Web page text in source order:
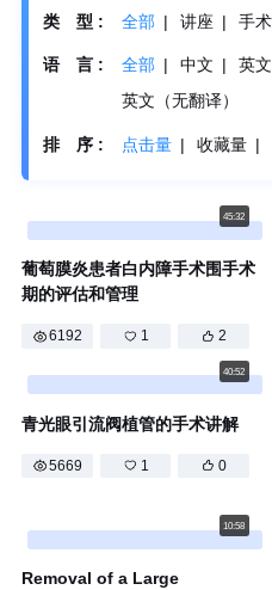
类 型 : 全部 讲座 手术
语 言 : 全部 中文
英
英文（无翻译）
排 序 : 点击量 收藏量
45:32
葡萄膜炎患者白内障手术围手术
期的评估和管理
6192 1 2
40:52
青光眼引流阀植管的手术讲解
5669 1 0
10:58
Removal of a Large